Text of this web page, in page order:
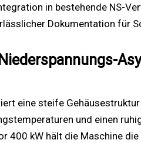
in bestehende NS-
Dokumentation für
eine steife
und einen
400 kW hält die Maschine